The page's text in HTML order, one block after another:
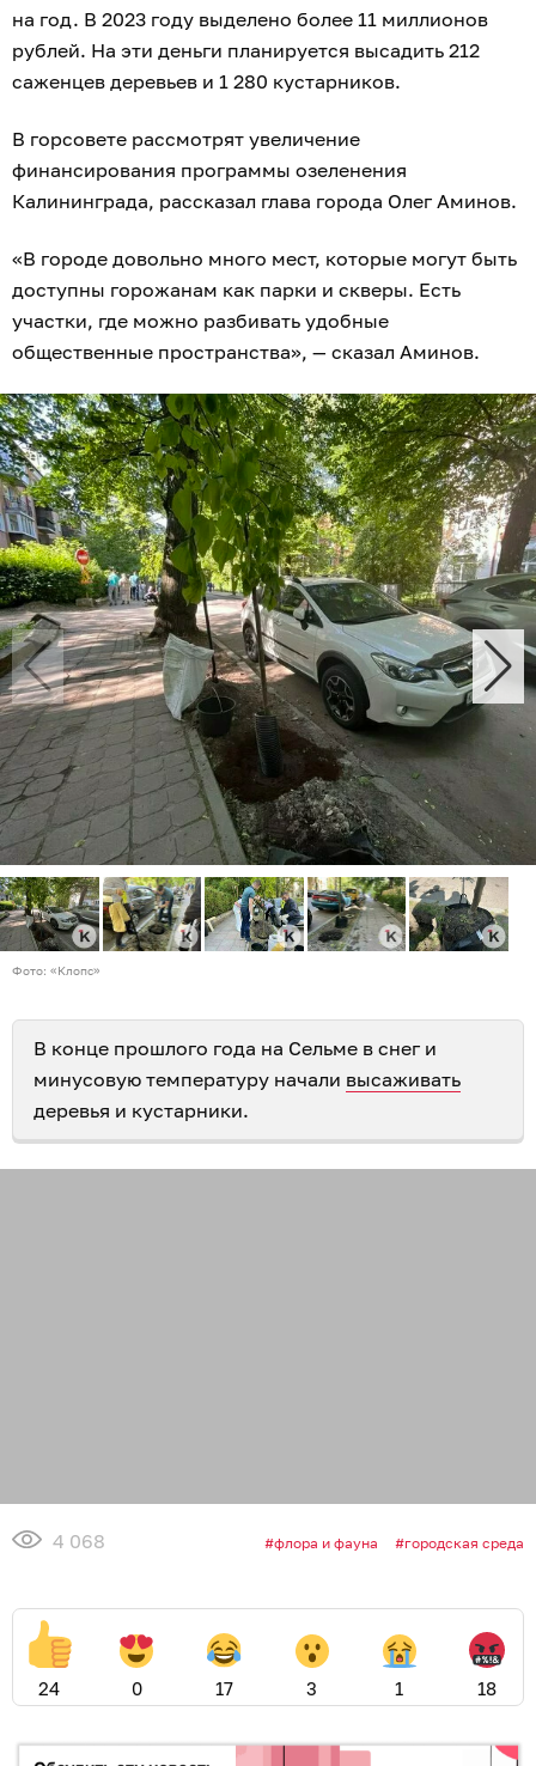
на год. В 2023 году выделено более 11 миллионов
рублей. На эти деньги планируется высадить 212
саженцев деревьев и 1 280 кустарников.
В горсовете рассмотрят увеличение
финансирования программы озеленения
Калининграда, рассказал глава города Олег Аминов.
«В городе довольно много мест, которые могут быть
доступны горожанам как парки и скверы. Есть
участки, где можно разбивать удобные
общественные пространства», — сказал Аминов.
Фото: «Клопс»
В конце прошлого года на Сельме в снег и
минусовую температуру начали высаживать
деревья и кустарники.
4 068 флора и фауна городская среда
24 0 17 3 1 18